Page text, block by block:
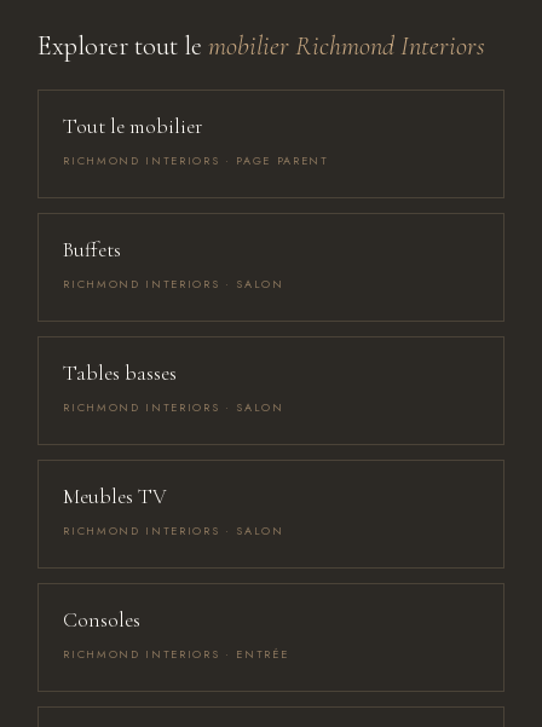
Explorer tout lemobilier Richmond Interiors
Tout le mobilier
RICHMOND INTERIORS · PAGE PARENT
Buffets
RICHMOND INTERIORS · SALON
Tables basses
RICHMOND INTERIORS · SALON
Meubles TV
RICHMOND INTERIORS · SALON
Consoles
RICHMOND INTERIORS · ENTRÉE